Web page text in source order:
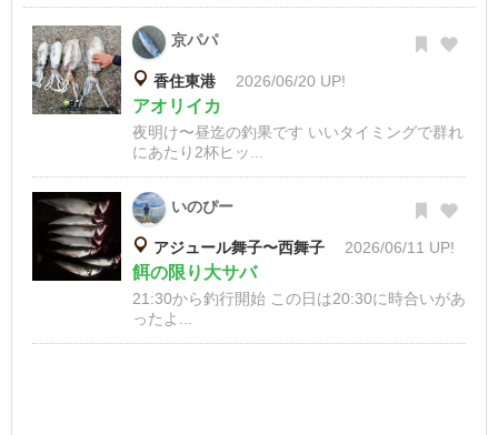
京パパ
香住東港 2026/06/20 UP!
アオリイカ
夜明け〜昼迄の釣果です いいタイミングで群れ
にあたり2杯ヒッ...
いのぴー
アジュール舞子〜西舞子 2026/06/11 UP!
餌の限り大サバ
21:30から釣行開始 この日は20:30に時合いがあ
ったよ...